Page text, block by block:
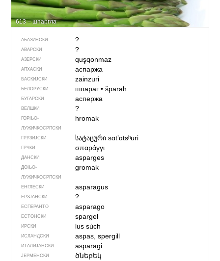
613 – шпаргла
АБАЗИНСКИ ?
АВАРСКИ ?
АЗЕРСКИ quşqonmaz
АПХАСКИ аспаржа
БАСКИЈСКИ zainzuri
БЕЛОРУСКИ шпараг• šparah
БУГАРСКИ аспержа
ВЕЛШКИ ?
ГОРЊО­
ЛУЖИЧКОСРПСКИ
hromak
ГРУЗИЈСКИ სატაცურიsɑtʼɑtsʰuri
ГРЧКИ σπαράγγι
ДАНСКИ asparges
ДОЊО­
ЛУЖИЧКОСРПСКИ
gromak
ЕНГЛЕСКИ asparagus
ЕРЗЈАНСКИ ?
ЕСПЕРАНТО asparago
ЕСТОНСКИ spargel
ИРСКИ lus súch
ИСЛАНДСКИ aspas, spergill
ИТАЛИЈАНСКИ asparagi
ЈЕРМЕНСКИ ծնեբեկ